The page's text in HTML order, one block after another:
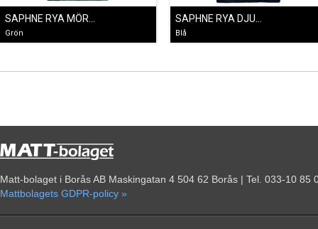
Grön Blå
Matt-bolaget i Borås AB Maskingatan 4 504 62 Borås | Tel. 033-10
Mattbolagets GDPR-policy »